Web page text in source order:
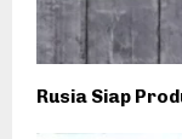
Rusia Siap